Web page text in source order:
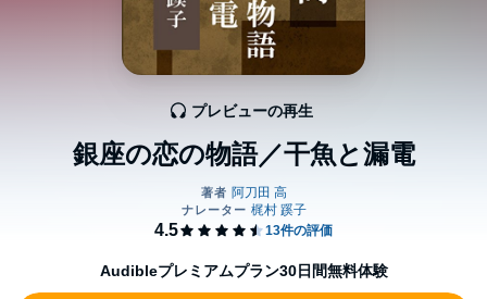
銀座の恋の物語／干魚と漏電
プレビューの再生
Audibleプレミアムプラン30日間無料体験